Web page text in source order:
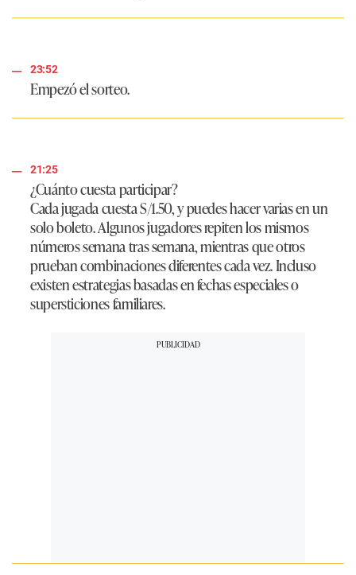
23:52
Empezó el sorteo.
21:25
¿Cuánto cuesta participar?
Cada jugada cuesta S/1.50, y puedes hacer varias en un
solo boleto. Algunos jugadores repiten los mismos
números semana tras semana, mientras que otros
prueban combinaciones diferentes cada vez. Incluso
existen estrategias basadas en fechas especiales o
supersticiones familiares.